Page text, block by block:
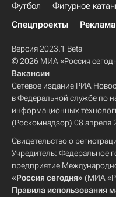
Футбол Фигурное
Спецпроекты
Реклама
Версия 2023.1 Beta
© 2026 МИА «Россия
Вакансии
Сетевое издание РИА
в Федеральной службе по
информационных
(Роскомнадзор) 08 апреля
Свидетельство о
Учредитель: Федеральное
предприятие
«Россия сегодня» (МИА
Правила использования